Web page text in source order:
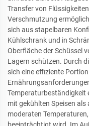
Transfer von
Verschmutzung
sich aus stapelbaren
Kühlschrank und in
Oberfläche der Schüssel
Lagern schützen. Durch
sich eine effiziente
Temperaturbeständigkeit
mit gekühlten Speisen
moderaten
beeinträchtigt wird. Im